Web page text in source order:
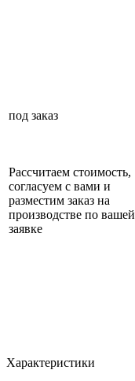
под заказ
Рассчитаем стоимость,
согласуем с вами и
разместим заказ на
производстве по вашей
заявке
Характеристики